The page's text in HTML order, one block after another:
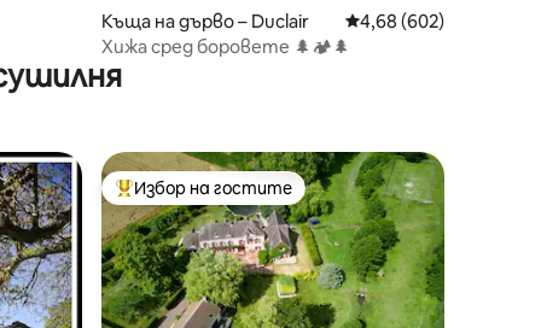
Къща на дърво – Duclair Средна оценка: 4,68
4,68 (602)
Хижа сред боровете 🌲🏕🌲
Най-популярен избор на гостите
Избор на гостите